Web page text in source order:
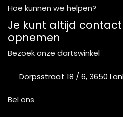
Hoe kunnen we helpen?
Je kunt altijd
opnemen
Bezoek onze dartswinkel
Dorpsstraat 18 / 6, 3650
Bel ons